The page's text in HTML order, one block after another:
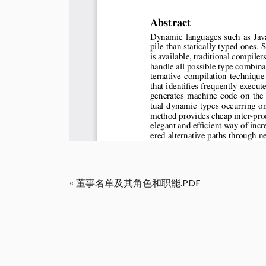
« 董事名单及其角色和职能.PDF